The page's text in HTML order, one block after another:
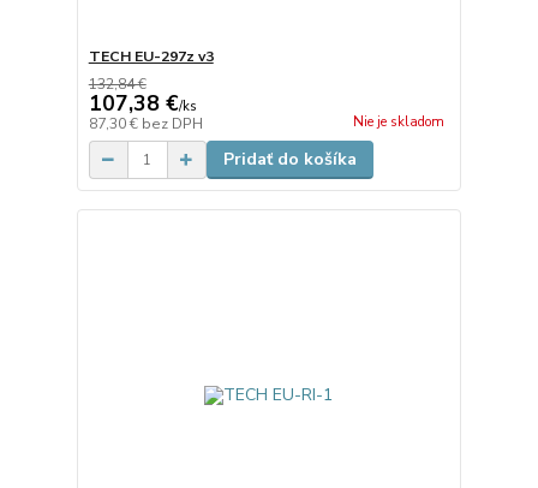
TECH EU-297z v3
132,84 €
107,38 €/ks
87,30 € bez DPH Nie je skladom
Pridať do košíka